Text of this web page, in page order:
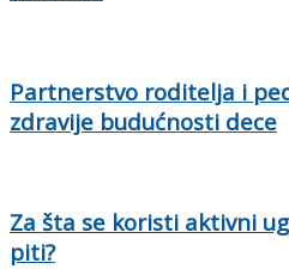
Partnerstvo roditelja i
zdravije budućnosti dece
Za šta se koristi aktivni
piti?